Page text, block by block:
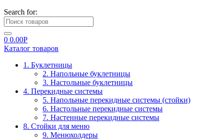
Search for:
0 0.00Р
Каталог товаров
1. Буклетницы
2. Напольные буклетницы
3. Настольные буклетницы
4. Перекидные системы
5. Напольные перекидные системы (стойки)
6. Настольные перекидные системы
7. Настенные перекидные системы
8. Стойки для меню
9. Менюхолдеры